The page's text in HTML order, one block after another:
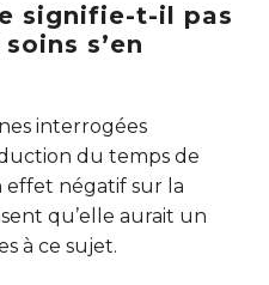
signifie-t-il pas
s’en
interrogées
du temps de
effet négatif sur la
qu’elle aurait un
à ce sujet.